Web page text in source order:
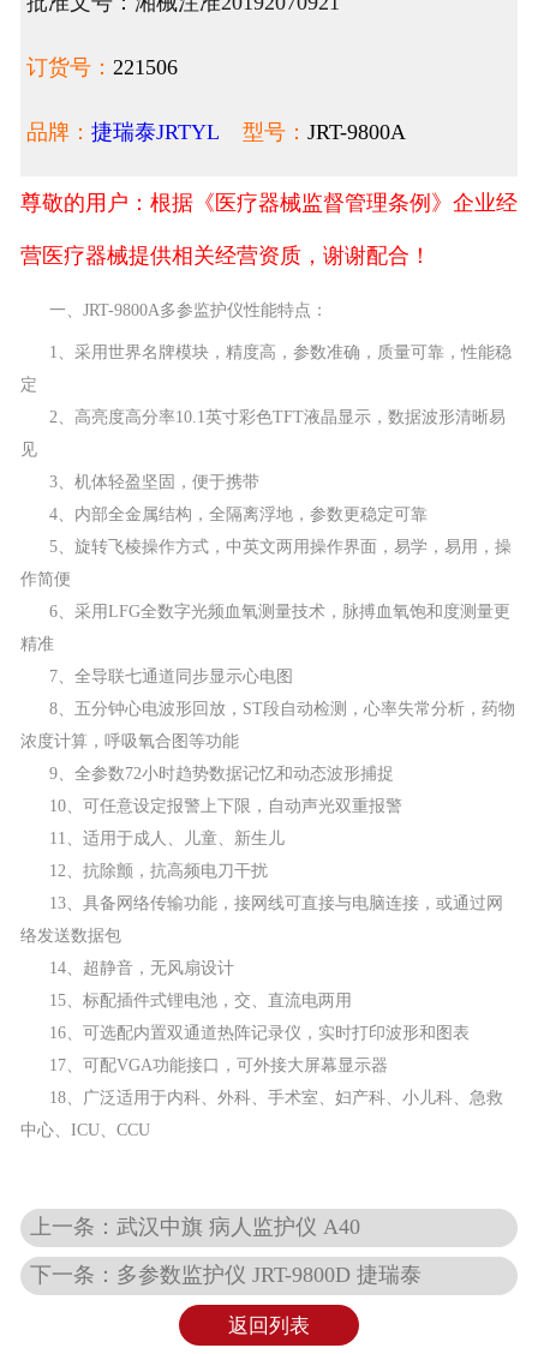
订货号： 221506
品牌： 捷瑞泰JRTYL 型号： JRT-9800A
尊敬的用户：根据《医疗器械监督管理条例》企业经
营医疗器械提供相关经营资质，谢谢配合！
一、 JRT-9800A多参监护仪性能特点：
1、采用世界名牌模块，精度高，参数准确，质量可靠，性能稳
定
2、高亮度高分率10.1英寸彩色TFT液晶显示，数据波形清晰易
见
3、机体轻盈坚固，便于携带
4、内部全金属结构，全隔离浮地，参数更稳定可靠
5、旋转飞棱操作方式，中英文两用操作界面，易学，易用，操
作简便
6、采用LFG全数字光频血氧测量技术，脉搏血氧饱和度测量更
精准
7、全导联七通道同步显示心电图
8、五分钟心电波形回放， ST段自动检测 ，心率失常分析，药物
浓度计算，呼吸氧合图等功能
9、全参数72小时趋势数据记忆和动态波形捕捉
10、可任意设定报警上下限，自动声光双重报警
11、适用于成人、儿童、新生儿
12、抗除颤，抗高频电刀干扰
13、具备网络传输功能，接网线可直接与电脑连接，或通过网
络发送数据包
14、超静音，无风扇设计
15、标配插件式锂电池，交、直流电两用
16、可选配内置双通道热阵记录仪，实时打印波形和图表
17、可配VGA功能接口，可外接大屏幕显示器
18、广泛适用于内科、外科、手术室、妇产科、小儿科、急救
中心、 ICU、 CCU
上一条：武汉中旗 病人监护仪 A40
下一条：多参数监护仪 JRT-9800D 捷瑞泰
返回列表